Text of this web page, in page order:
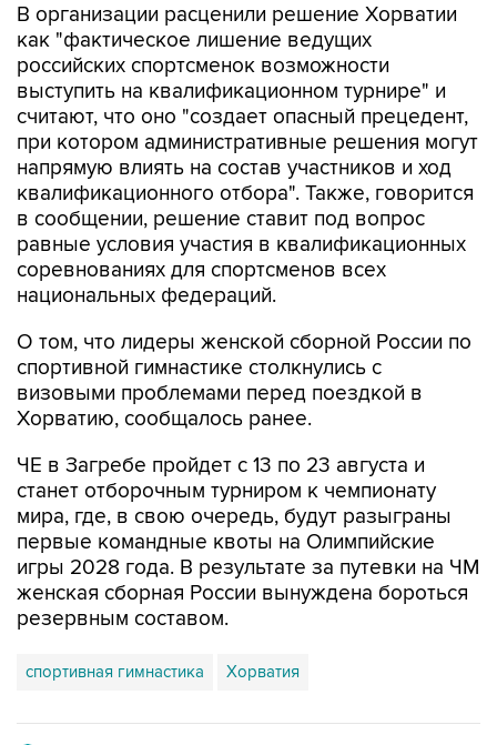
В организации расценили решение Хорватии
как "фактическое лишение ведущих
российских спортсменок возможности
выступить на квалификационном турнире" и
считают, что оно "создает опасный прецедент,
при котором административные решения могут
напрямую влиять на состав участников и ход
квалификационного отбора". Также, говорится
в сообщении, решение ставит под вопрос
равные условия участия в квалификационных
соревнованиях для спортсменов всех
национальных федераций.
О том, что лидеры женской сборной России по
спортивной гимнастике столкнулись с
визовыми проблемами перед поездкой в
Хорватию, сообщалось ранее.
ЧЕ в Загребе пройдет с 13 по 23 августа и
станет отборочным турниром к чемпионату
мира, где, в свою очередь, будут разыграны
первые командные квоты на Олимпийские
игры 2028 года. В результате за путевки на ЧМ
женская сборная России вынуждена бороться
резервным составом.
спортивная гимнастика Хорватия